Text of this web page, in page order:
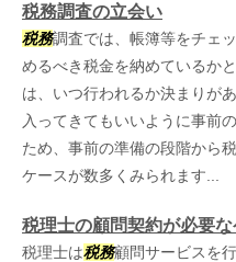
税務調査の立会い
税務調査では、帳簿等をチェ
めるべき税金を納めているか
は、いつ行われるか決まりが
入ってきてもいいように事前
ため、事前の準備の段階から
ケースが数多くみられます...
税理士の顧問契約が必要な
税理士は税務顧問サービスを